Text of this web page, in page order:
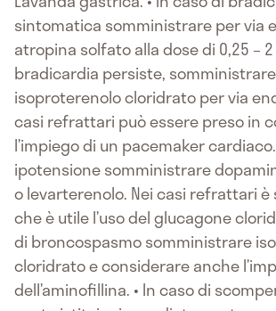
sintomatica somministrare per via
atropina solfato alla dose di 0,25 – 2
bradicardia persiste,
isoproterenolo cloridrato per via
casi refrattari può essere preso in
l’impiego di un pacemaker
ipotensione somministrare
o levarterenolo. Nei casi refrattari
che è utile l’uso del glucagone
di broncospasmo somministrare
cloridrato e considerare anche
dell’aminofillina. • In caso di